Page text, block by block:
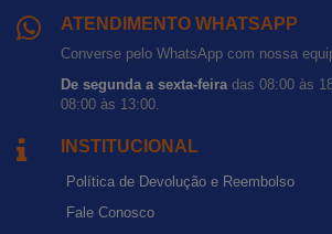
ATENDIMENTO WHATSAPP
Converse pelo WhatsApp com nossa
De segunda a sexta-feiradas 08:00 às
08:00 às 13:00.
INSTITUCIONAL
Política de Devolução e Reembolso
Fale Conosco